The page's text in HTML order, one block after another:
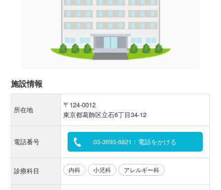
施設情報
所在地
〒124-0012
東京都葛飾区立石6丁目34-12
電話番号 03-3693-8821：電話をかける
診療科目 内科 小児科 アレルギー科